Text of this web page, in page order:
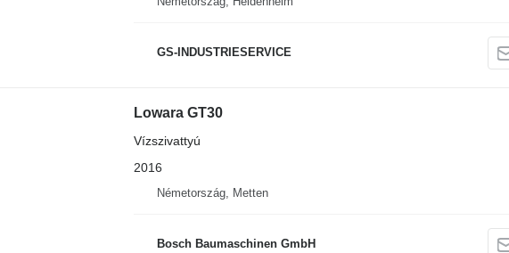
GS-INDUSTRIESERVICE
Lowara GT30
Vízszivattyú
2016
Németország, Metten
Bosch Baumaschinen GmbH